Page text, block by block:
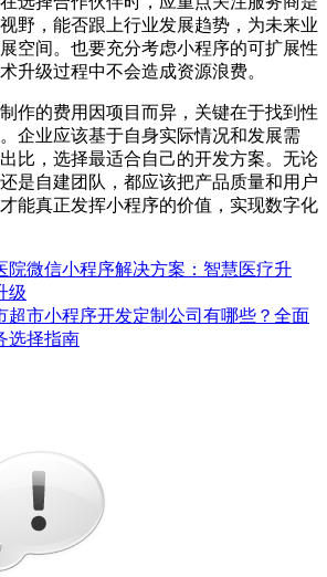
野，能否跟上行业发展趋势，为未来业
空间。也要充分考虑小程序的可扩展性
升级过程中不会造成资源浪费。
作的费用因项目而异，关键在于找到性
企业应该基于自身实际情况和发展需
比，选择最适合自己的开发方案。无论
是自建团队，都应该把产品质量和用户
能真正发挥小程序的价值，实现数字化
院微信小程序解决方案：智慧医疗升
级
超市小程序开发定制公司有哪些？全面
选择指南